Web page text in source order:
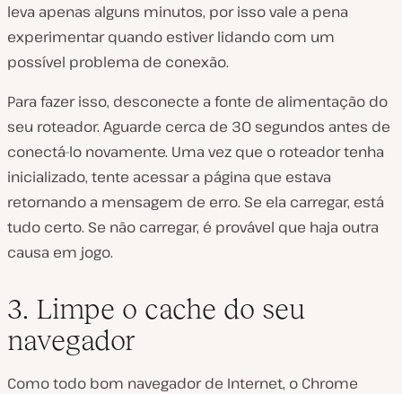
leva apenas alguns minutos, por isso vale a pena
experimentar quando estiver lidando com um
possível problema de conexão.
Para fazer isso, desconecte a fonte de alimentação do
seu roteador. Aguarde cerca de 30 segundos antes de
conectá-lo novamente. Uma vez que o roteador tenha
inicializado, tente acessar a página que estava
retornando a mensagem de erro. Se ela carregar, está
tudo certo. Se não carregar, é provável que haja outra
causa em jogo.
3. Limpe o cache do seu
navegador
Como todo bom navegador de Internet, o Chrome